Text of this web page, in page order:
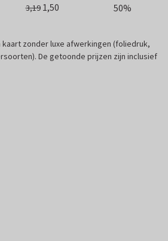
3,19 1,50 50%
kaart zonder luxe afwerkingen (foliedruk,
De getoonde prijzen zijn inclusief